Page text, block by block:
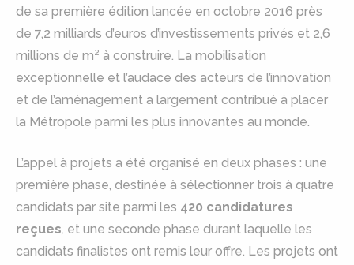
de sa première édition lancée en octobre 2016 près
de 7,2 milliards d’euros d’investissements privés et 2,6
millions de m² à construire. La mobilisation
exceptionnelle et l’audace des acteurs de l’innovation
et de l’aménagement a largement contribué à placer
la Métropole parmi les plus innovantes au monde.
L’appel à projets a été organisé en deux phases : une
première phase, destinée à sélectionner trois à quatre
candidats par site parmi les 420 candidatures
reçues, et une seconde phase durant laquelle les
candidats finalistes ont remis leur offre. Les projets ont